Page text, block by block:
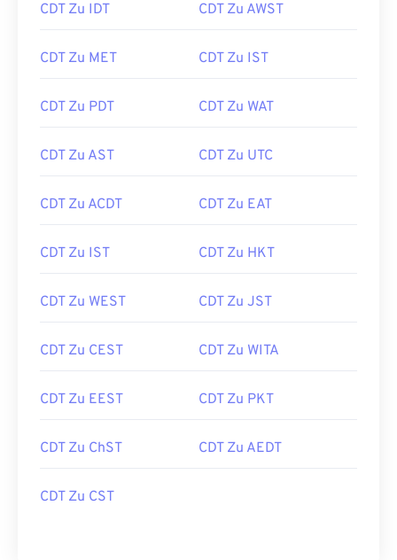
CDT Zu IDT CDT Zu AWST
CDT Zu MET CDT Zu IST
CDT Zu PDT CDT Zu WAT
CDT Zu AST CDT Zu UTC
CDT Zu ACDT CDT Zu EAT
CDT Zu IST CDT Zu HKT
CDT Zu WEST CDT Zu JST
CDT Zu CEST CDT Zu WITA
CDT Zu EEST CDT Zu PKT
CDT Zu ChST CDT Zu AEDT
CDT Zu CST